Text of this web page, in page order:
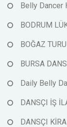
Belly Dancer
BODRUM
BOĞAZ
BURSA
Daily Belly
DANSÇI İŞ
DANSÇI